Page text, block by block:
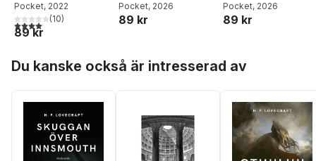
Pocket, 2022
4,1utav 5 stjärnor. Totalt antal röster:
(10)
89 kr
Pocket, 2026
89 kr
Stevenson
Pocket, 2026
89 kr
Du kanske också är intresserad av